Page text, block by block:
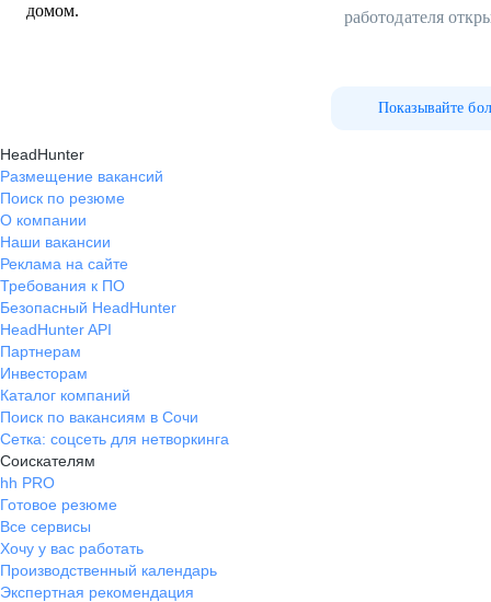
домом.
работодателя
Показывайте
HeadHunter
Размещение вакансий
Поиск по резюме
О компании
Наши вакансии
Реклама на сайте
Требования к ПО
Безопасный HeadHunter
HeadHunter API
Партнерам
Инвесторам
Каталог компаний
Поиск по вакансиям в Сочи
Сетка: соцсеть для нетворкинга
Соискателям
hh PRO
Готовое резюме
Все сервисы
Хочу у вас работать
Производственный календарь
Экспертная рекомендация